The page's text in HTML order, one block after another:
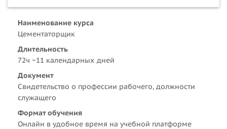
Наименование курса
Цементаторщик
Длительность
72ч ~11 календарных дней
Документ
Свидетельство о профессии рабочего, должности
служащего
Формат обучения
Онлайн в удобное время на учебной платформе